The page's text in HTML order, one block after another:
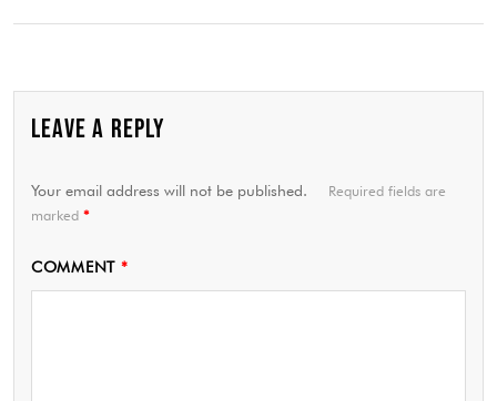
LEAVE A REPLY
Your email address will not be published.
Required fields are
marked *
COMMENT *